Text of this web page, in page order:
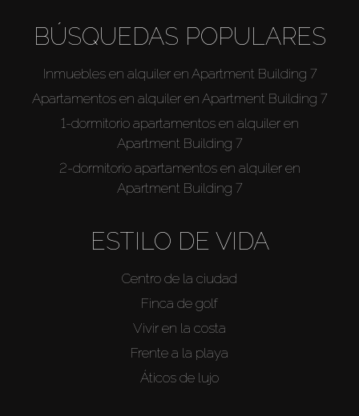
BÚSQUEDAS POPULARES
Inmuebles en alquiler en Apartment Building 7
Apartamentos en alquiler en Apartment Building 7
1-dormitorio apartamentos en alquiler en
Apartment Building 7
2-dormitorio apartamentos en alquiler en
Apartment Building 7
ESTILO DE VIDA
Centro de la ciudad
Finca de golf
Vivir en la costa
Frente a la playa
Áticos de lujo